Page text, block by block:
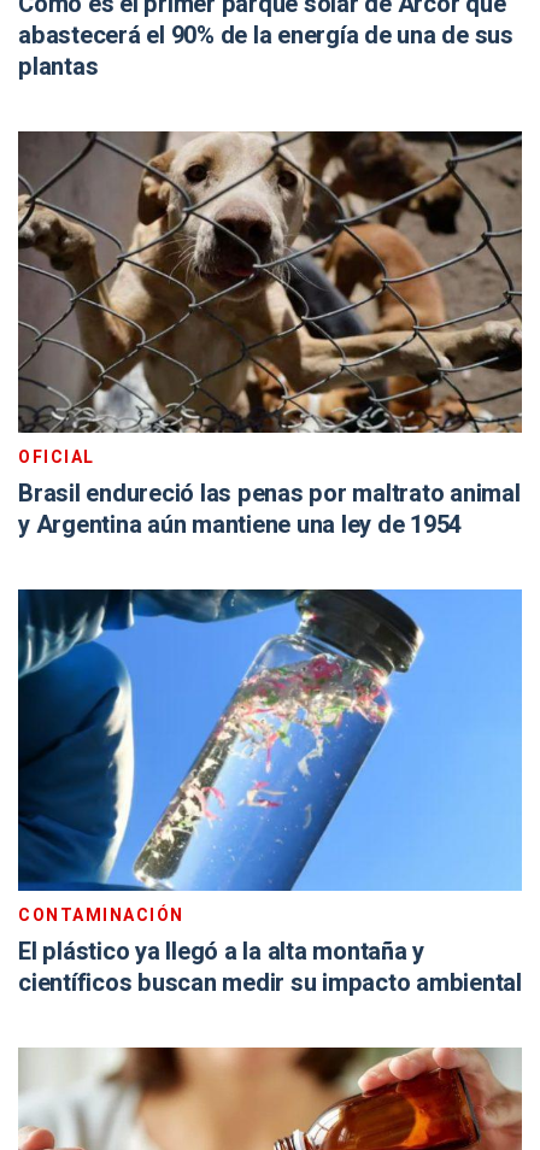
abastecerá el 90% de la energía de una de sus
plantas
OFICIAL
Brasil endureció las penas por maltrato animal
y Argentina aún mantiene una ley de 1954
CONTAMINACIÓN
El plástico ya llegó a la alta montaña y
científicos buscan medir su impacto ambiental